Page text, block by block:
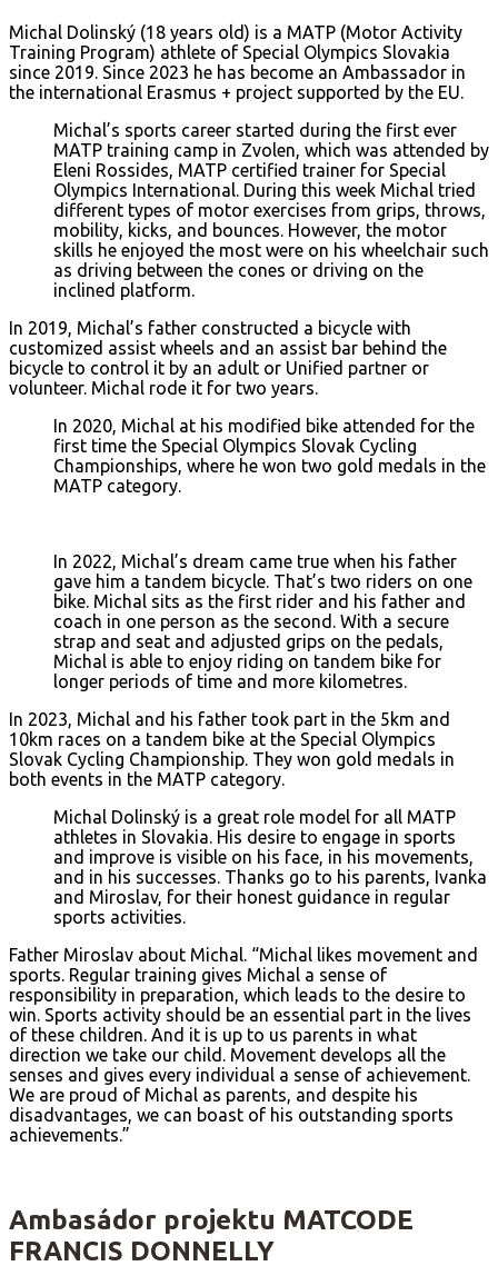
Michal Dolinský (18 years old) is a MATP (Motor Activity
Training Program) athlete of Special Olympics Slovakia
since 2019. Since 2023 he has become an Ambassador in
the international Erasmus + project supported by the EU.
Michal’s sports career started during the first ever
MATP training camp in Zvolen, which was attended by
Eleni Rossides, MATP certified trainer for Special
Olympics International. During this week Michal tried
different types of motor exercises from grips, throws,
mobility, kicks, and bounces. However, the motor
skills he enjoyed the most were on his wheelchair such
as driving between the cones or driving on the
inclined platform.
In 2019, Michal’s father constructed a bicycle with
customized assist wheels and an assist bar behind the
bicycle to control it by an adult or Unified partner or
volunteer. Michal rode it for two years.
In 2020, Michal at his modified bike attended for the
first time the Special Olympics Slovak Cycling
Championships, where he won two gold medals in the
MATP category.
In 2022, Michal’s dream came true when his father
gave him a tandem bicycle. That’s two riders on one
bike. Michal sits as the first rider and his father and
coach in one person as the second. With a secure
strap and seat and adjusted grips on the pedals,
Michal is able to enjoy riding on tandem bike for
longer periods of time and more kilometres.
In 2023, Michal and his father took part in the 5km and
10km races on a tandem bike at the Special Olympics
Slovak Cycling Championship. They won gold medals in
both events in the MATP category.
Michal Dolinský is a great role model for all MATP
athletes in Slovakia. His desire to engage in sports
and improve is visible on his face, in his movements,
and in his successes. Thanks go to his parents, Ivanka
and Miroslav, for their honest guidance in regular
sports activities.
Father Miroslav about Michal. “Michal likes movement and
sports. Regular training gives Michal a sense of
responsibility in preparation, which leads to the desire to
win. Sports activity should be an essential part in the lives
of these children. And it is up to us parents in what
direction we take our child. Movement develops all the
senses and gives every individual a sense of achievement.
We are proud of Michal as parents, and despite his
disadvantages, we can boast of his outstanding sports
achievements.”
Ambasádor projektu MATCODE
FRANCIS DONNELLY